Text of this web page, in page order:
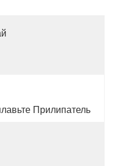
Прилипатель